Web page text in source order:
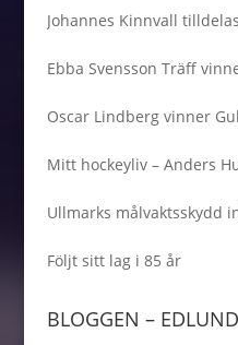
Johannes Kinnvall
Ebba Svensson Träff
Oscar Lindberg vinner
Mitt hockeyliv – Anders
Ullmarks målvaktsskydd
Följt sitt lag i 85 år
BLOGGEN –